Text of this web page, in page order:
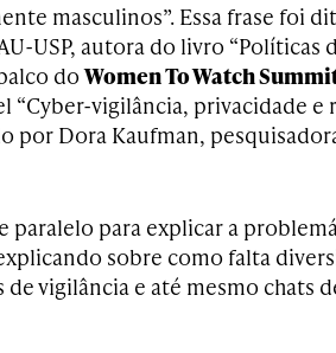
masculinos”. Essa frase foi
USP, autora do livro “Políticas
doWomen To Watch
“Cyber-vigilância, privacidade e
por Dora Kaufman,
paralelo para explicar a
sobre como falta
de vigilância e até mesmo chats